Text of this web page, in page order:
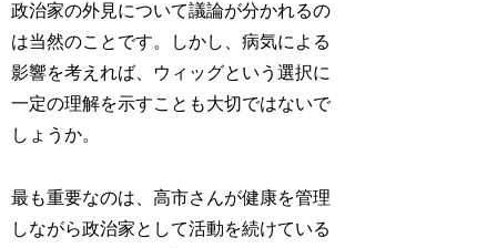
政治家の外見について議論が分かれるの
は当然のことです。しかし、病気による
影響を考えれば、ウィッグという選択に
一定の理解を示すことも大切ではないで
しょうか。
最も重要なのは、高市さんが健康を管理
しながら政治家として活動を続けている